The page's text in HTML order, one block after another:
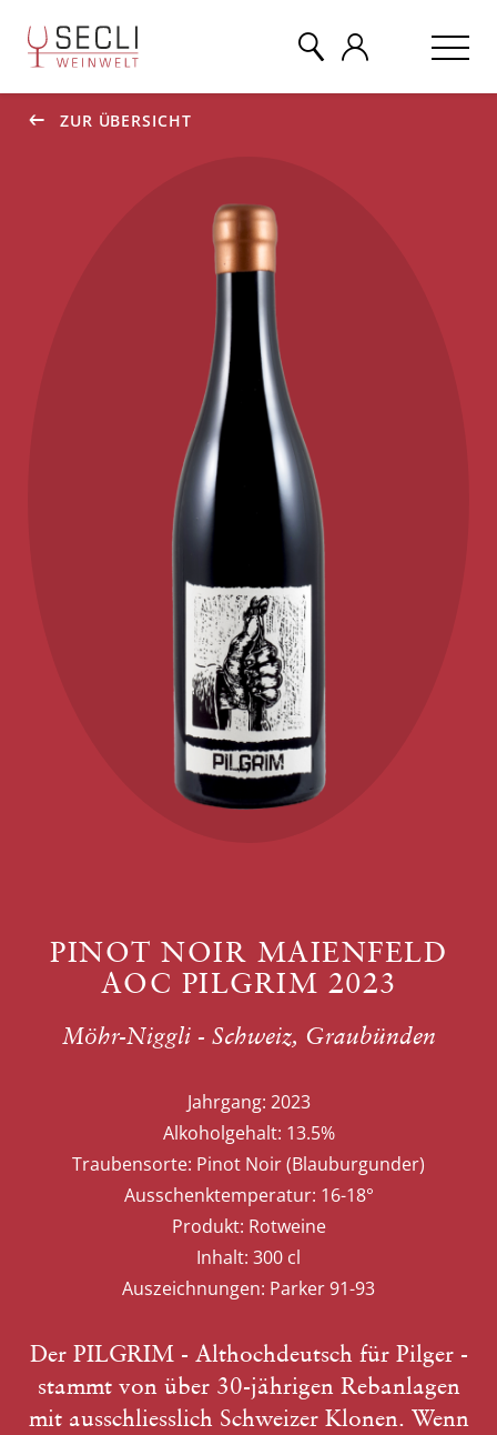
ZUR ÜBERSICHT
PINOT NOIR MAIENFELD
AOC PILGRIM 2023
Möhr-Niggli - Schweiz, Graubünden
Jahrgang: 2023
Alkoholgehalt: 13.5%
Traubensorte: Pinot Noir (Blauburgunder)
Ausschenktemperatur: 16-18°
Produkt: Rotweine
Inhalt: 300 cl
Auszeichnungen: Parker 91-93
Der PILGRIM - Althochdeutsch für Pilger -
stammt von über 30-jährigen Rebanlagen
mit ausschliesslich Schweizer Klonen. Wenn